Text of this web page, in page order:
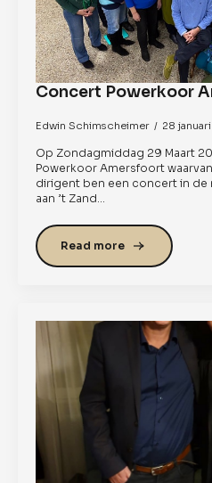
Concert Powerkoor
Edwin Schimscheimer 28
Op Zondagmiddag 29 Maart
Powerkoor Amersfoort
dirigent ben een concert in de
aan ’t Zand…
Read more